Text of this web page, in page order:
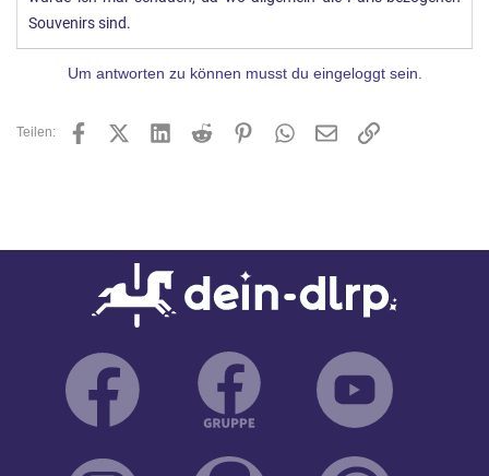
Souvenirs sind.
Um antworten zu können musst du eingeloggt sein.
Teilen: FacebookX (Twitter)LinkedInReddit PinterestWhatsApp
E-MailLink